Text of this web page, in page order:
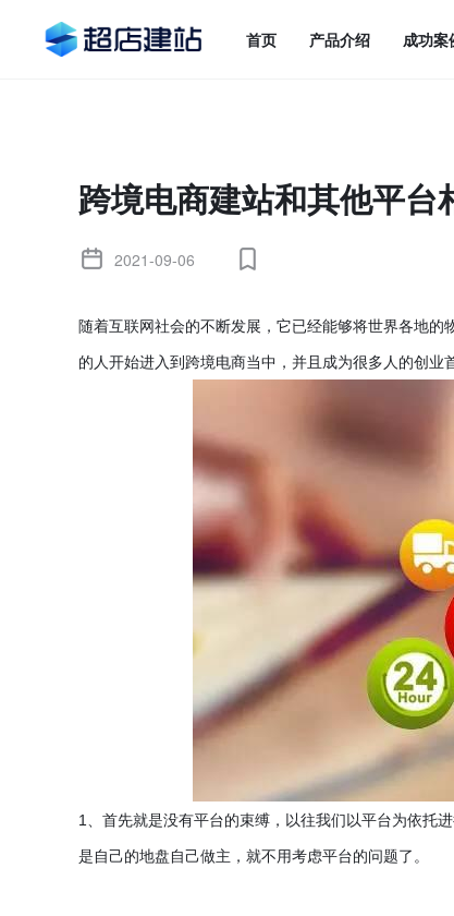
首页 产品介绍 成功案
跨境电商建站和其他平台
2021-09-06
随着互联网社会的不断发展，它已经能够将世界各地
的人开始进入到跨境电商当中，并且成为很多人的创业
1 、首先就是没有平台的束缚，以往我们以平台为依托
是自己的地盘自己做主，就不用考虑平台的问题了。